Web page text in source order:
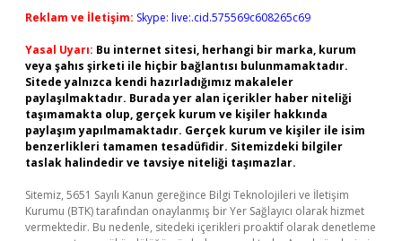
Reklam ve İletişim: Skype: live:.cid.575569c608265c69
Yasal Uyarı: Bu internet sitesi, herhangi bir marka, kurum
veya şahıs şirketi ile hiçbir bağlantısı bulunmamaktadır.
Sitede yalnızca kendi hazırladığımız makaleler
paylaşılmaktadır. Burada yer alan içerikler haber niteliği
taşımamakta olup, gerçek kurum ve kişiler hakkında
paylaşım yapılmamaktadır. Gerçek kurum ve kişiler ile isim
benzerlikleri tamamen tesadüfidir. Sitemizdeki bilgiler
taslak halindedir ve tavsiye niteliği taşımazlar.
Sitemiz, 5651 Sayılı Kanun gereğince Bilgi Teknolojileri ve İletişim
Kurumu (BTK) tarafından onaylanmış bir Yer Sağlayıcı olarak hizmet
vermektedir. Bu nedenle, sitedeki içerikleri proaktif olarak denetleme